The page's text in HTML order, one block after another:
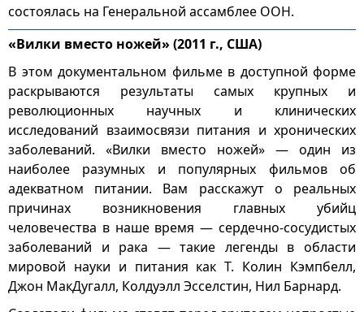
состоялась на Генеральной ассамблее ООН.
«Вилки вместо ножей» (2011 г., США)
В этом документальном фильме в доступной форме
раскрываются результаты самых крупных и
революционных научных и клинических
исследований взаимосвязи питания и хронических
заболеваний. «Вилки вместо ножей» — один из
наиболее разумных и популярных фильмов об
адекватном питании. Вам расскажут о реальных
причинах возникновения главных убийц
человечества в наше время — сердечно-сосудистых
заболеваний и рака — такие легенды в области
мировой науки и питания как Т. Колин Кэмпбелл,
Джон МакДугалл, Колдуэлл Эсселстин, Нил Барнард.